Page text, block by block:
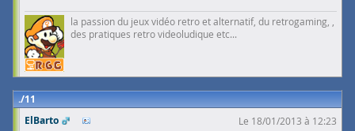
la passion du jeux vidéo retro et alternatif, du retrogaming, ,
des pratiques retro videoludique etc...
11
ElBarto
Le 18/01/2013 à 12:23